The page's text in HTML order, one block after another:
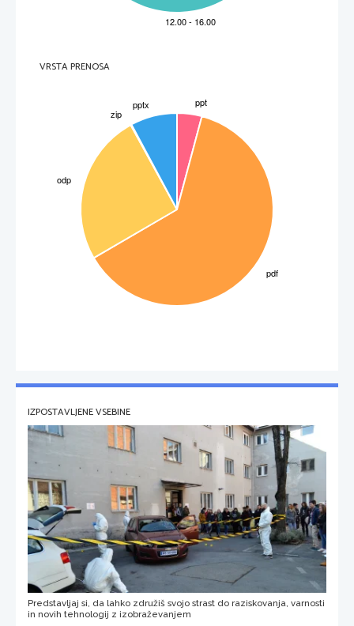
VRSTA PRENOSA
IZPOSTAVLJENE VSEBINE
Predstavljaj si, da lahko združiš svojo strast do raziskovanja, varnosti
in novih tehnologij z izobraževanjem